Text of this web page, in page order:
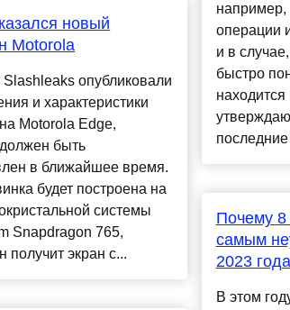
новый
Motorola
Slashleaks опубликовали
и характеристики
Motorola Edge,
быть
в ближайшее время.
будет построена на
системы
Snapdragon 765,
получит экран с...
например,
операции
и в
быстро
Почему 8
самым
2023 года
В этом